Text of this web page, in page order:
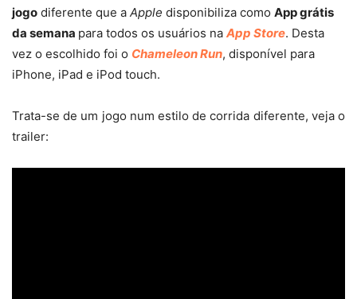
jogo diferente que a Apple disponibiliza como App grátis
da semana para todos os usuários na App Store. Desta
vez o escolhido foi o Chameleon Run, disponível para
iPhone, iPad e iPod touch.
Trata-se de um jogo num estilo de corrida diferente, veja o
trailer: